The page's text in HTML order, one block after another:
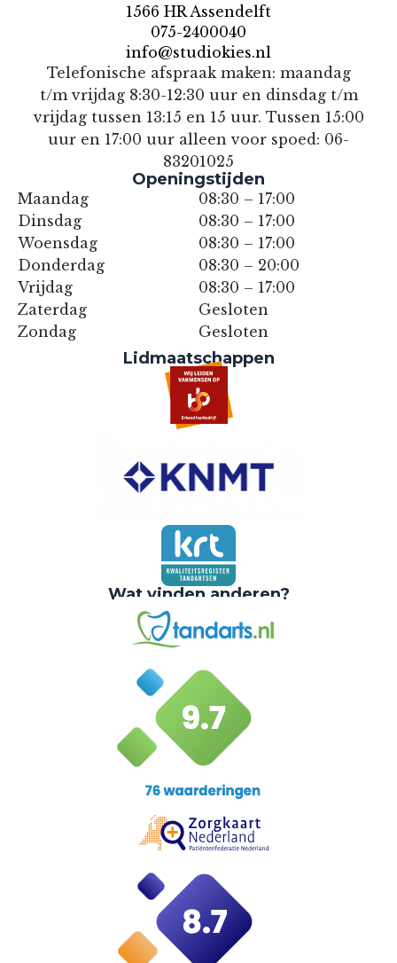
1566 HR Assendelft
075-2400040
info@studiokies.nl
Telefonische afspraak maken: maandag
t/m vrijdag 8:30-12:30 uur en dinsdag t/m
vrijdag tussen 13:15 en 15 uur. Tussen 15:00
uur en 17:00 uur alleen voor spoed: 06-
83201025
Openingstijden
Maandag
Dinsdag
Woensdag
Donderdag
Vrijdag
Zaterdag
Zondag
08:30 – 17:00
08:30 – 17:00
08:30 – 17:00
08:30 – 20:00
08:30 – 17:00
Gesloten
Gesloten
Lidmaatschappen
Wat vinden anderen?